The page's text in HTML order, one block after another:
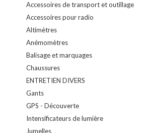
Accessoires de transport et outillage
Accessoires pour radio
Altimètres
Anémomètres
Balisage et marquages
Chaussures
ENTRETIEN DIVERS
Gants
GPS - Découverte
Intensificateurs de lumière
Jumelles